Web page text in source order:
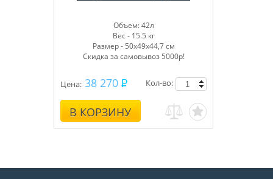
Объем: 42л
Вес - 15.5 кг
Размер - 50х49х44,7 см
Скидка за самовывоз 5000р!
Цена: 38 270
В КОРЗИНУ
Кол-во: